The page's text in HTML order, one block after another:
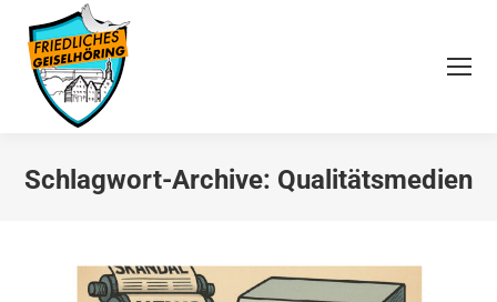
Schlagwort-Archive: Qualitätsmedien